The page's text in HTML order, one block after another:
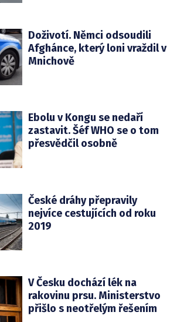
Doživotí. Němci odsoudili
Afghánce, který loni vraždil v
Mnichově
Ebolu v Kongu se nedaří
zastavit. Šéf WHO se o tom
přesvědčil osobně
České dráhy přepravily
nejvíce cestujících od roku
2019
V Česku dochází lék na
rakovinu prsu. Ministerstvo
přišlo s neotřelým řešením